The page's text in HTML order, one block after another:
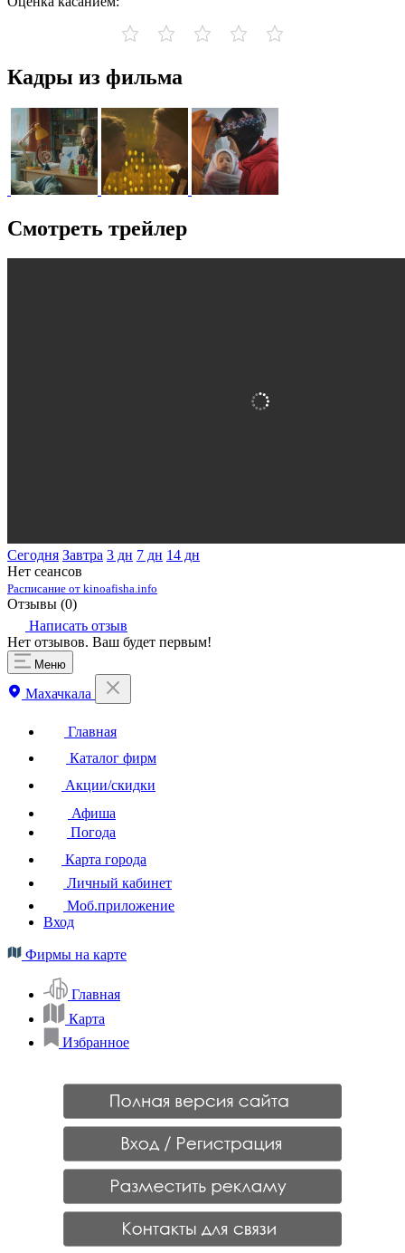
Кадры из фильма
Смотреть трейлер
Сегодня Завтра 3 дн 7 дн 14 дн
Нет сеансов
Расписание от kinoafisha.info
Отзывы (0)
Написать отзыв
Нет отзывов. Ваш будет первым!
Меню
Махачкала
Главная
Каталог фирм
Акции/скидки
Афиша
Погода
Карта города
Личный кабинет
Моб.приложение
Вход
Фирмы на карте
Главная
Карта
Избранное